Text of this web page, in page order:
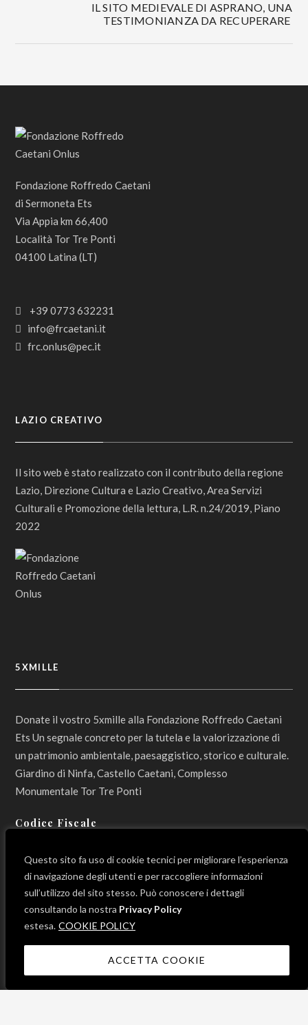
Questo sito fa uso di cookie tecnici per migliorare l’esperienza
di navigazione degli utenti e per raccogliere informazioni
sull’utilizzo del sito stesso. Può conoscere i dettagli
consultando la nostra Privacy Policy
estesa. COOKIE POLICY
ACCETTA COOKIE
IL SITO MEDIEVALE DI ASPRANO, UNA
TESTIMONIANZA DA RECUPERARE
Fondazione Roffredo Caetani
di Sermoneta Ets
Via Appia km 66,400
Località Tor Tre Ponti
04100 Latina (LT)
+39 0773 632231
info@frcaetani.it
frc.onlus@pec.it
LAZIO CREATIVO
Il sito web è stato realizzato con il contributo della regione
Lazio, Direzione Cultura e Lazio Creativo, Area Servizi
Culturali e Promozione della lettura, L.R. n.24/2019, Piano
2022
5XMILLE
Donate il vostro 5xmille alla Fondazione Roffredo Caetani
Ets Un segnale concreto per la tutela e la valorizzazione di
un patrimonio ambientale, paesaggistico, storico e culturale.
Giardino di Ninfa, Castello Caetani, Complesso
Monumentale Tor Tre Ponti
Codice Fiscale
LINK UTILI
Progetti